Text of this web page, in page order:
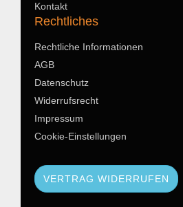
Kontakt
Rechtliches
Rechtliche Informationen
AGB
Datenschutz
Widerrufsrecht
Impressum
Cookie-Einstellungen
VERTRAG WIDERRUFEN